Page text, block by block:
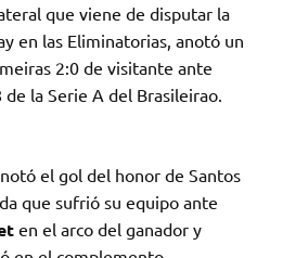
que viene de disputar la
en las Eliminatorias, anotó un
2:0 de visitante ante
la Serie A del Brasileirao.
el gol del honor de Santos
que sufrió su equipo ante
en el arco del ganador y